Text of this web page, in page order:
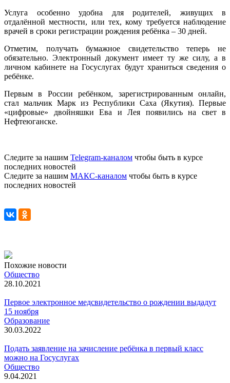
Услуга особенно удобна для родителей, живущих в
отдалённой местности, или тех, кому требуется наблюдение
врачей в сроки регистрации рождения ребёнка – 30 дней.
Отметим, получать бумажное свидетельство теперь не
обязательно. Электронный документ имеет ту же силу, а в
личном кабинете на Госуслугах будут храниться сведенияо
ребёнке.
Первым в России ребёнком, зарегистрированным онлайн,
стал мальчик Марк из Республики Саха (Якутия). Первые
«цифровые» двойняшки Ева и Лея появились на свет в
Нефтеюганске.
Следите за нашим Telegram-каналом чтобы быть в курсе
последних новостей
Следите за нашим МАКС-каналом чтобы быть в курсе
последних новостей
Похожие новости
Общество
28.10.2021
Первое электронное медсвидетельство о рождении выдадут
15 ноября
Образование
30.03.2022
Подать заявление на зачисление ребёнка в первый класс
можно на Госуслугах
Общество
9.04.2021